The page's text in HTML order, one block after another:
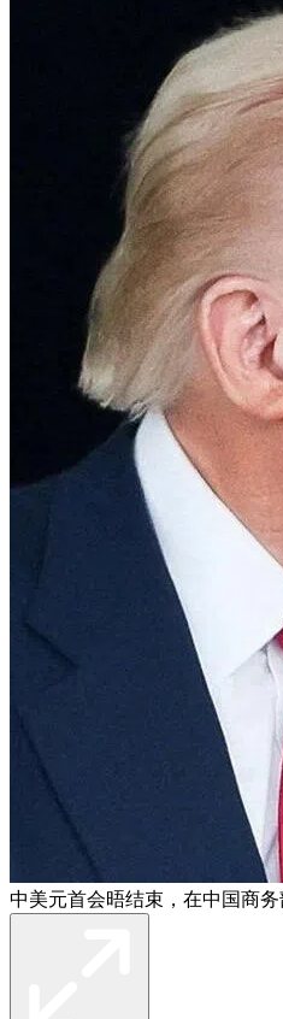
中美元首会晤结束，在中国商